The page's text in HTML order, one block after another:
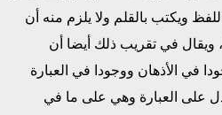
ويكتب بالقلم ولا يلزم منه أن
ويقال في تقريب ذلك أيضا أن
في الأذهان ووجودا في العبارة
على العبارة وهي على ما في